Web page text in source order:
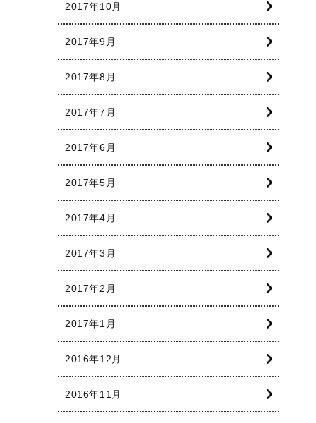
2017年10月
2017年9月
2017年8月
2017年7月
2017年6月
2017年5月
2017年4月
2017年3月
2017年2月
2017年1月
2016年12月
2016年11月